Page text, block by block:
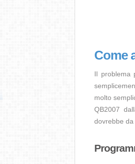
Come
Il problema
molto
QB2007
dovrebbe da